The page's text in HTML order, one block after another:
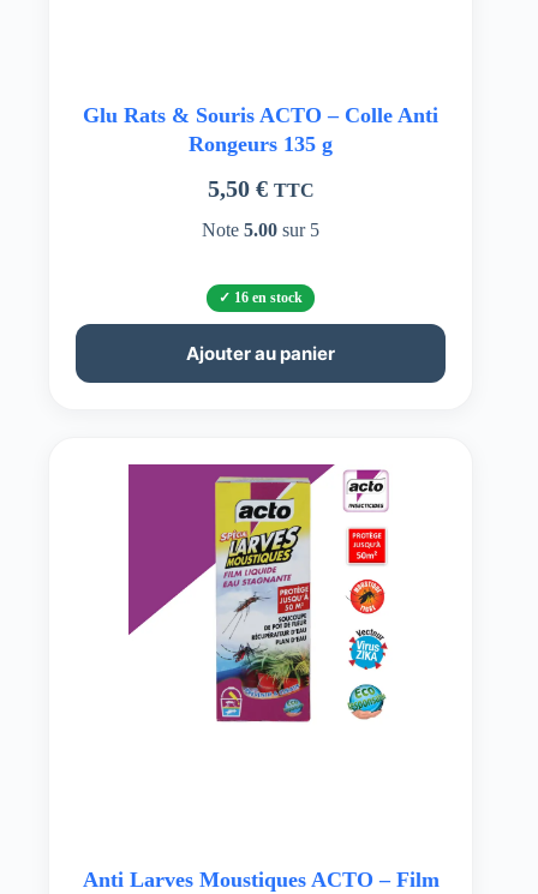
Glu Rats & Souris ACTO – Colle Anti
Rongeurs 135 g
5,50 € TTC
Note5.00 sur 5
16 en stock
Ajouter au panier
Anti Larves Moustiques ACTO – Film